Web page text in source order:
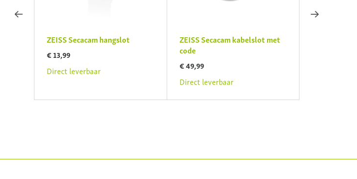
ZEISS Secacam hangslot
€ 13,99
Direct leverbaar
ZEISS Secacam kabelslot met
code
€ 49,99
Direct leverbaar